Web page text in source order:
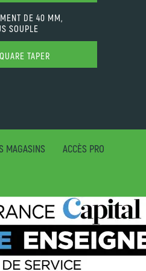
DE 40 MM,
SOUPLE
TAPER
MAGASINS ACCÈS PRO